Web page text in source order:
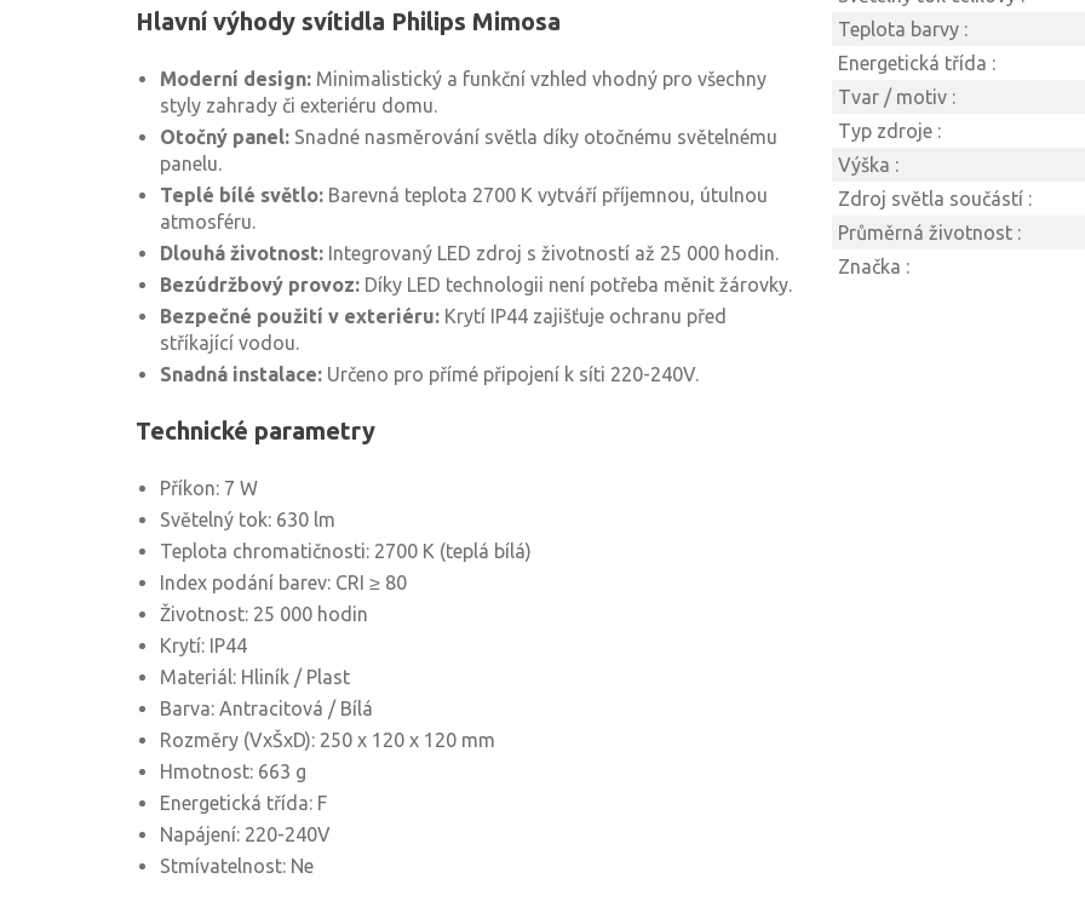
Hlavní výhody svítidla Philips Mimosa
Moderní design: Minimalistický a funkční vzhled vhodný pro všechny
styly zahrady či exteriéru domu.
Otočný panel: Snadné nasměrování světla díky otočnému světelnému
panelu.
Teplé bílé světlo: Barevná teplota 2700 K vytváří příjemnou, útulnou
atmosféru.
Dlouhá životnost: Integrovaný LED zdroj s životností až 25 000 hodin.
Bezúdržbový provoz: Díky LED technologii není potřeba měnit žárovky.
Bezpečné použití v exteriéru: Krytí IP44 zajišťuje ochranu před
stříkající vodou.
Snadná instalace: Určeno pro přímé připojení k síti 220-240V.
Technické parametry
Příkon: 7 W
Světelný tok: 630 lm
Teplota chromatičnosti: 2700 K (teplá bílá)
Index podání barev: CRI ≥ 80
Životnost: 25 000 hodin
Krytí: IP44
Materiál: Hliník / Plast
Barva: Antracitová / Bílá
Rozměry (VxŠxD): 250 x 120 x 120 mm
Hmotnost: 663 g
Energetická třída: F
Napájení: 220-240V
Stmívatelnost: Ne
Teplota barvy :
Energetická třída :
Tvar / motiv :
Typ zdroje :
Výška :
Zdroj světla součástí :
Průměrná životnost :
Značka :